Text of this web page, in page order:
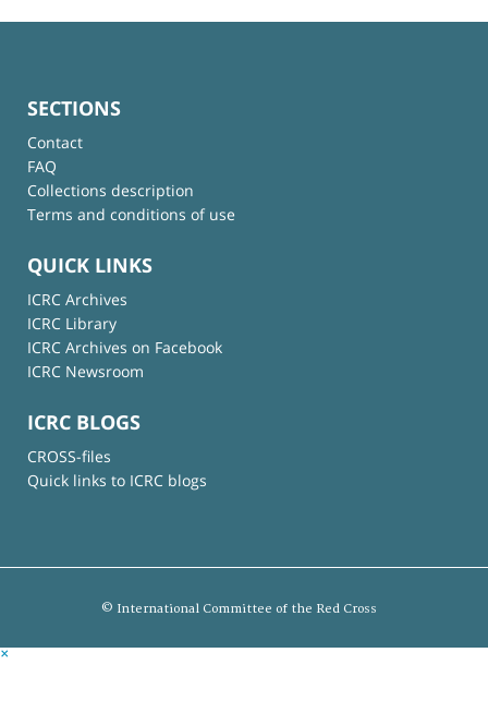
SECTIONS
Contact
FAQ
Collections description
Terms and conditions of use
QUICK LINKS
ICRC Archives
ICRC Library
ICRC Archives on Facebook
ICRC Newsroom
ICRC BLOGS
CROSS-files
Quick links to ICRC blogs
© International Committee of the Red Cross
×